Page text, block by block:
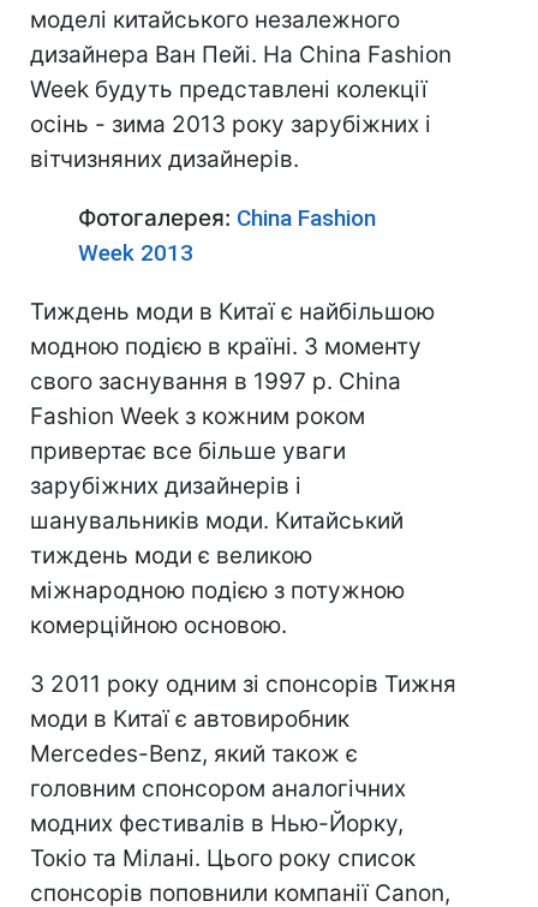
моделі китайського незалежного
дизайнера Ван Пейі. На China Fashion
Week будуть представлені колекції
осінь - зима 2013 року зарубіжних і
вітчизняних дизайнерів.
Фотогалерея: China Fashion
Week 2013
Тиждень моди в Китаї є найбільшою
модною подією в країні. З моменту
свого заснування в 1997 р. China
Fashion Week з кожним роком
привертає все більше уваги
зарубіжних дизайнерів і
шанувальників моди. Китайський
тиждень моди є великою
міжнародною подією з потужною
комерційною основою.
З 2011 року одним зі спонсорів Тижня
моди в Китаї є автовиробник
Mercedes-Benz, який також є
головним спонсором аналогічних
модних фестивалів в Нью-Йорку,
Токіо та Мілані. Цього року список
спонсорів поповнили компанії Canon,